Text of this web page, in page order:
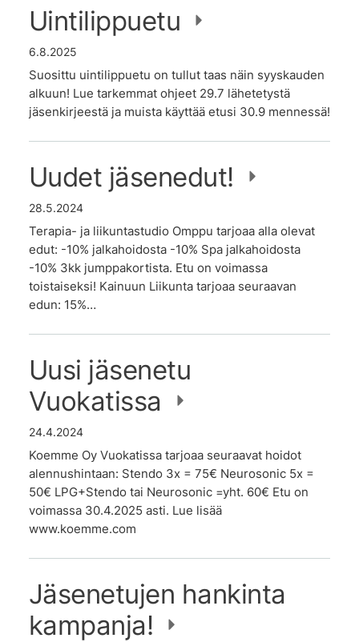
Uintilippuetu
6.8.2025
Suosittu uintilippuetu on tullut taas näin syyskauden
alkuun! Lue tarkemmat ohjeet 29.7 lähetetystä
jäsenkirjeestä ja muista käyttää etusi 30.9 mennessä!
Uudet jäsenedut!
28.5.2024
Terapia- ja liikuntastudio Omppu tarjoaa alla olevat
edut: -10% jalkahoidosta -10% Spa jalkahoidosta
-10% 3kk jumppakortista. Etu on voimassa
toistaiseksi! Kainuun Liikunta tarjoaa seuraavan
edun: 15%…
Uusi jäsenetu
Vuokatissa
24.4.2024
Koemme Oy Vuokatissa tarjoaa seuraavat hoidot
alennushintaan: Stendo 3x = 75€ Neurosonic 5x =
50€ LPG+Stendo tai Neurosonic =yht. 60€ Etu on
voimassa 30.4.2025 asti. Lue lisää
www.koemme.com
Jäsenetujen hankinta
kampanja!